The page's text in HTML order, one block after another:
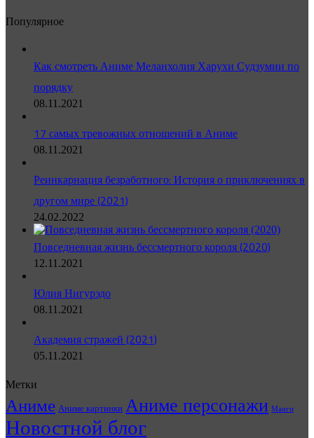
Популярное
Как смотреть Аниме Меланхолия Харухи Судзумии по
порядку
08.11.2021
17 самых тревожных отношений в Аниме
08.11.2021
Реинкарнация безработного: История о приключениях в
другом мире (2021)
24.02.2022
Повседневная жизнь бессмертного короля (2020)
12.11.2021
Юлия Нигурэдо
08.11.2021
Академия стражей (2021)
05.11.2021
Метки
Аниме Аниме картинки Аниме персонажи Манги
Новостной блог